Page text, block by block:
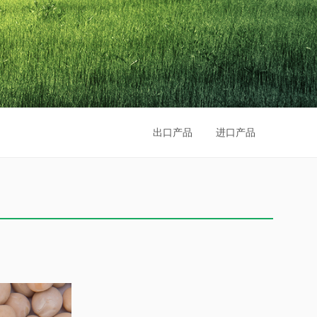
出口产品 进口产品